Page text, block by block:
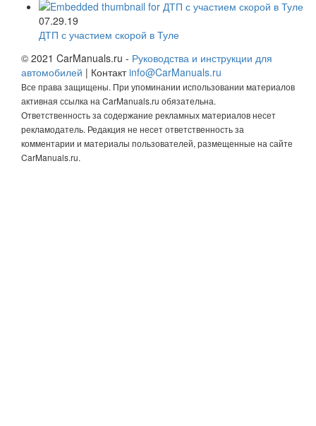
07.29.19
ДТП с участием скорой в Туле
© 2021 CarManuals.ru - Руководства и инструкции для
автомобилей | Контактinfo@CarManuals.ru
Все права защищены. При упоминании использовании материалов
активная ссылка на CarManuals.ru обязательна.
Ответственность за содержание рекламных материалов несет
рекламодатель. Редакция не несет ответственность за
комментарии и материалы пользователей, размещенные на сайте
CarManuals.ru.